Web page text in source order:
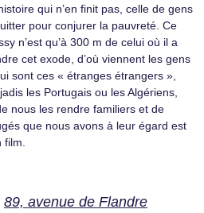
qui n’en finit pas, celle de gens
pour conjurer la pauvreté. Ce
n’est qu’à 300 m de celui où il a
cet exode, d’où viennent les gens
sont ces « étranges étrangers »,
les Portugais ou les Algériens,
nous les rendre familiers et de
que nous avons à leur égard est
film.
89, avenue de Flandre